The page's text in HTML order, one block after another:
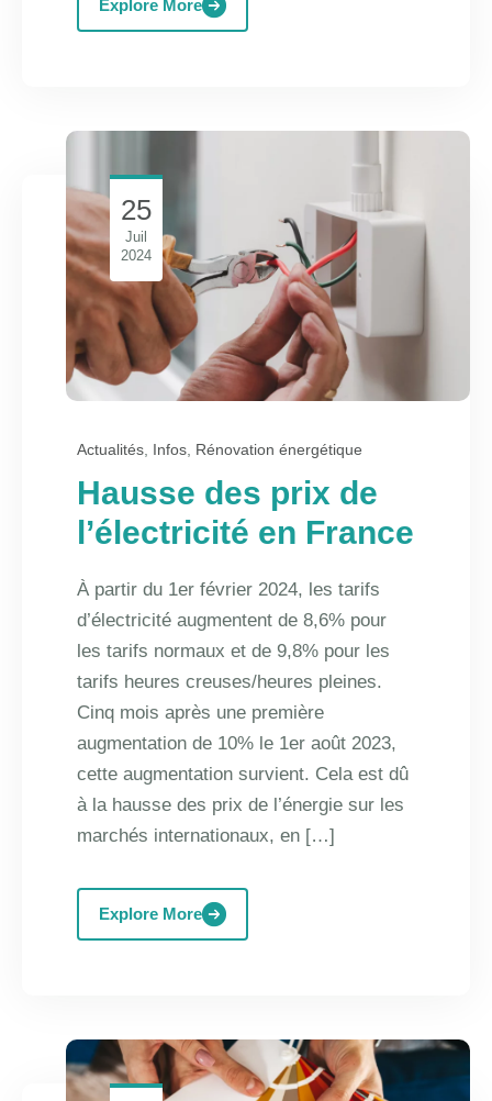
Explore More
25
Juil
2024
Actualités, Infos, Rénovation énergétique
Hausse des prix de
l’électricité en France
À partir du 1er février 2024, les tarifs
d’électricité augmentent de 8,6% pour
les tarifs normaux et de 9,8% pour les
tarifs heures creuses/heures pleines.
Cinq mois après une première
augmentation de 10% le 1er août 2023,
cette augmentation survient. Cela est dû
à la hausse des prix de l’énergie sur les
marchés internationaux, en […]
Explore More